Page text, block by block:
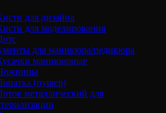
для дизайна
для моделирования
для маникюра/педикюра
маникюрные
(пушер)
металлический для